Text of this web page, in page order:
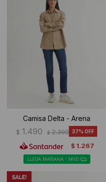
Camisa Delta - Arena
$ 1.490 $ 2.390 37
$ 1.267
LLEGA MAÑANA - MVD